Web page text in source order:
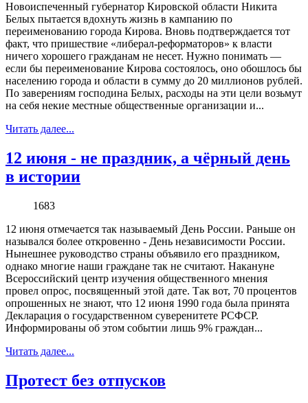
Новоиспеченный губернатор Кировской области Никита
Белых пытается вдохнуть жизнь в кампанию по
переименованию города Кирова. Вновь подтверждается тот
факт, что пришествие «либерал-реформаторов» к власти
ничего хорошего гражданам не несет. Нужно понимать —
если бы переименование Кирова состоялось, оно обошлось бы
населению города и области в сумму до 20 миллионов рублей.
По заверениям господина Белых, расходы на эти цели возьмут
на себя некие местные общественные организации и...
Читать далее...
12 июня - не праздник, а чёрный день
в истории
1683
12 июня отмечается так называемый День России. Раньше он
назывался более откровенно - День независимости России.
Нынешнее руководство страны объявило его праздником,
однако многие наши граждане так не считают. Накануне
Всероссийский центр изучения общественного мнения
провел опрос, посвященный этой дате. Так вот, 70 процентов
опрошенных не знают, что 12 июня 1990 года была принята
Декларация о государственном суверенитете РСФСР.
Информированы об этом событии лишь 9% граждан...
Читать далее...
Протест без отпусков